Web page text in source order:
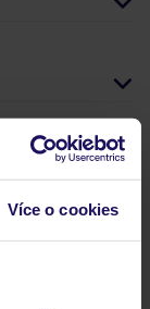
Více o cookies